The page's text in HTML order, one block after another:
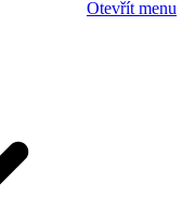
Otevřít menu